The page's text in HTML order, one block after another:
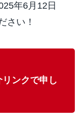
年6月12日
さい！
ンクで申し